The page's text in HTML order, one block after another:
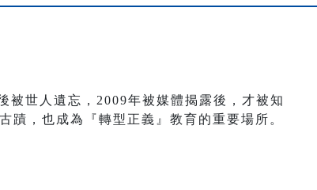
被世人遺忘，2009年被媒體揭露後，才被知
蹟，也成為『轉型正義』教育的重要場所。